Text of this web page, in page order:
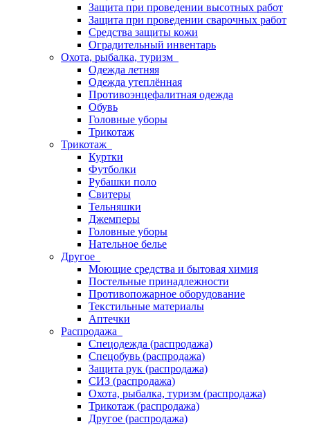
Защита при проведении высотных работ
Защита при проведении сварочных работ
Средства защиты кожи
Оградительный инвентарь
Охота, рыбалка, туризм
Одежда летняя
Одежда утеплённая
Противоэнцефалитная одежда
Обувь
Головные уборы
Трикотаж
Трикотаж
Куртки
Футболки
Рубашки поло
Свитеры
Тельняшки
Джемперы
Головные уборы
Нательное белье
Другое
Моющие средства и бытовая химия
Постельные принадлежности
Противопожарное оборудование
Текстильные материалы
Аптечки
Распродажа
Спецодежда (распродажа)
Спецобувь (распродажа)
Защита рук (распродажа)
СИЗ (распродажа)
Охота, рыбалка, туризм (распродажа)
Трикотаж (распродажа)
Другое (распродажа)